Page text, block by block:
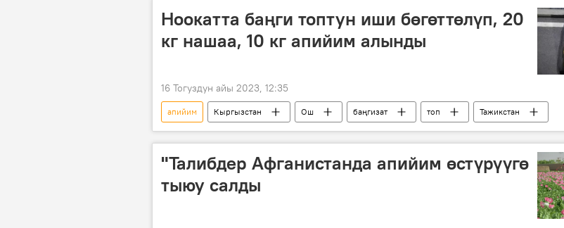
Ноокатта баңги топтун иши бөгөттөлүп, 20
кг нашаа, 10 кг апийим алынды
16 Тогуздун айы 2023, 12:35
апийим Кыргызстан Ош баңгизат топ
Тажикстан
Өзбекстан
нашаа
"Талибдер Афганистанда апийим өстүрүүгө
тыюу салды